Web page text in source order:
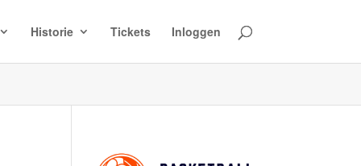
Historie Tickets Inloggen